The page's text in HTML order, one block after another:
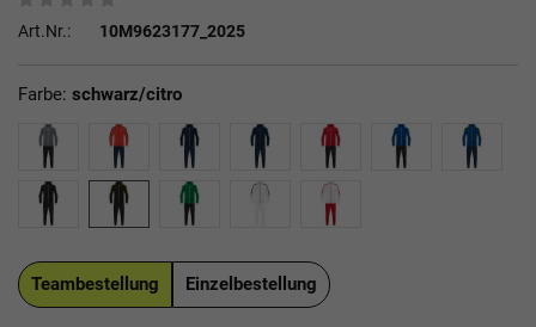
Art.Nr.: 10M9623177_2025
Farbe: schwarz/citro
Teambestellung Einzelbestellung